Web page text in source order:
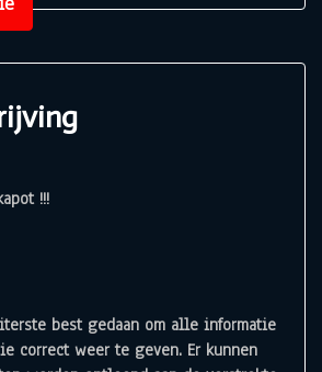
!!!
best gedaan om alle informatie
correct weer te geven. Er kunnen